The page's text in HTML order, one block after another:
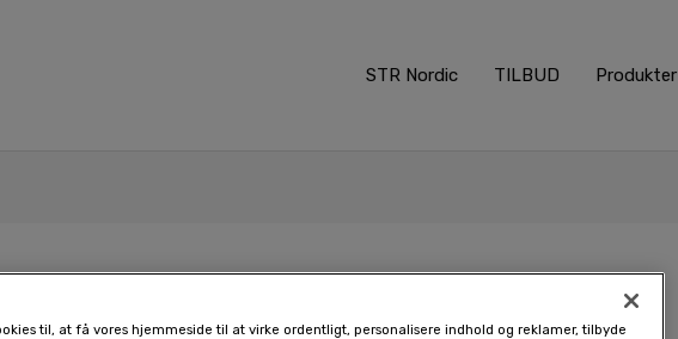
STR Nordic TILBUD Produkter
til, at få vores hjemmeside til at virke ordentligt, personalisere indhold og reklamer, tilbyde